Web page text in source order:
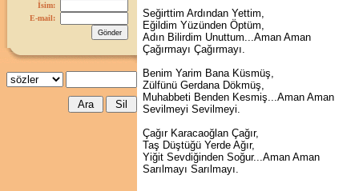
İsim:
E-mail:
Seğirttim Ardından Yettim,
Eğildim Yüzünden Öptüm,
Adın Bilirdim Unuttum...Aman Aman
Çağırmayı Çağırmayı.
Benim Yarim Bana Küsmüş,
Zülfünü Gerdana Dökmüş,
Muhabbeti Benden Kesmiş...Aman Aman
Sevilmeyi Sevilmeyi.
Çağır Karacaoğlan Çağır,
Taş Düştüğü Yerde Ağır,
Yiğit Sevdiğinden Soğur...Aman Aman
Sarılmayı Sarılmayı.